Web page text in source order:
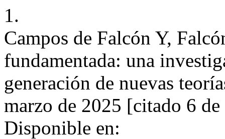
1.
Campos de Falcón Y,
fundamentada: una
generación de nuevas
marzo de 2025 [citado 6
Disponible en: